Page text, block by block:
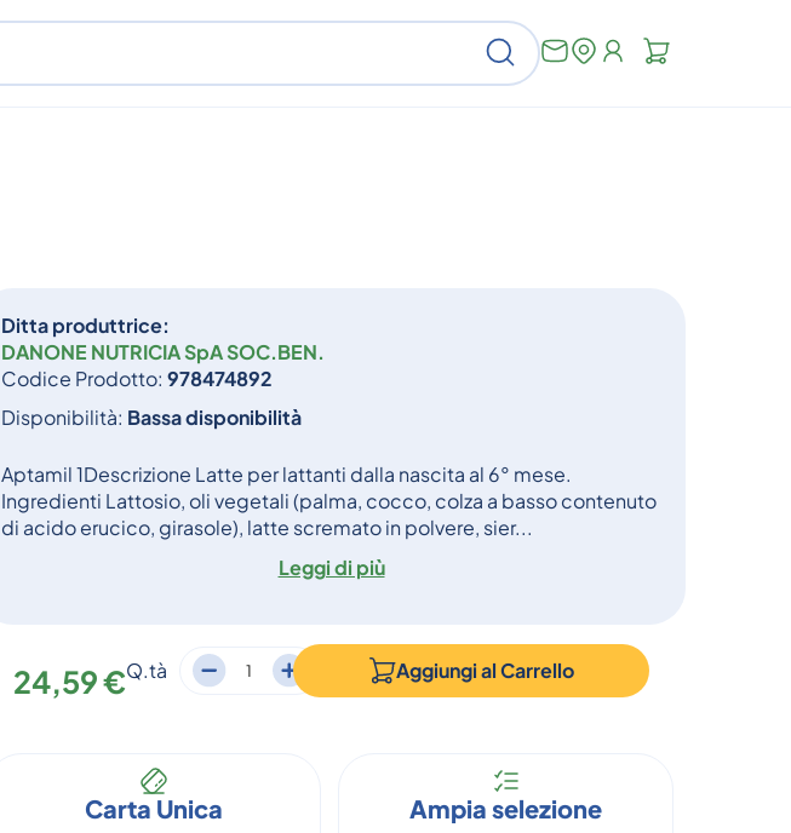
Cerca
Ditta produttrice:
DANONE NUTRICIA SpA SOC.BEN.
Codice Prodotto: 978474892
Disponibilità: Bassa disponibilità
Aptamil 1Descrizione Latte per lattanti dalla nascita al 6° mese.
Ingredienti Lattosio, oli vegetali (palma, cocco, colza a basso contenuto
di acido erucico, girasole), latte scremato in polvere, sier...
Leggi di più
24,59 €Q.tà Aggiungi alCarrello
Carta Unica Ampia selezione